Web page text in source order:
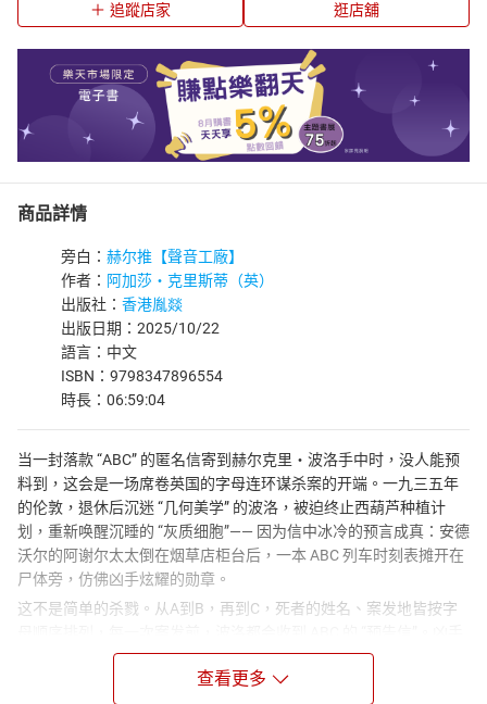
追蹤店家 逛店舖
商品詳情
旁白： 赫尔推【聲音工廠】
作者： 阿加莎・克里斯蒂（英）
出版社： 香港胤燚
出版日期：2025/10/22
語言：中文
ISBN：9798347896554
時長：06:59:04
当一封落款 “ABC” 的匿名信寄到赫尔克里・波洛手中时，没人能预
料到，这会是一场席卷英国的字母连环谋杀案的开端。一九三五年
的伦敦，退休后沉迷 “几何美学” 的波洛，被迫终止西葫芦种植计
划，重新唤醒沉睡的 “灰质细胞”—— 因为信中冰冷的预言成真：安德
沃尔的阿谢尔太太倒在烟草店柜台后，一本 ABC 列车时刻表摊开在
尸体旁，仿佛凶手炫耀的勋章。
这不是简单的杀戮。从A到B，再到C，死者的姓名、案发地皆按字
像一个疯狂的导演，将死亡编排成字母游戏，而全英国都成了他的
观众。贝克斯希尔的女服务员贝蒂・巴纳德，被自己的腰带勒死在
查看更多